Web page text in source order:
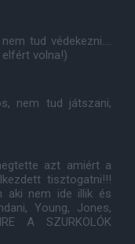
tud védekezni....
elfért volna!)
nem tud játszani,
azt amiért a
tisztogatni!!!
aki nem ide illik és
Young, Jones,
A SZURKOLÓK